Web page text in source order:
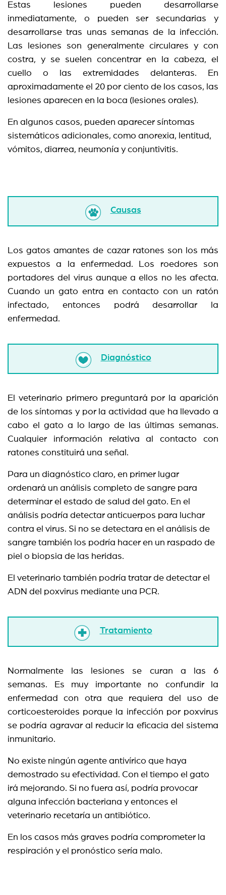
Estas lesiones pueden desarrollarse
inmediatamente, o pueden ser secundarias y
desarrollarse tras unas semanas de la infección.
Las lesiones son generalmente circulares y con
costra, y se suelen concentrar en la cabeza, el
cuello o las extremidades delanteras. En
aproximadamente el 20 por ciento de los casos, las
lesiones aparecen en la boca (lesiones orales).
En algunos casos, pueden aparecer síntomas
sistemáticos adicionales, como anorexia, lentitud,
vómitos, diarrea, neumonía y conjuntivitis.
Causas
Los gatos amantes de cazar ratones son los más
expuestos a la enfermedad. Los roedores son
portadores del virus aunque a ellos no les afecta.
Cuando un gato entra en contacto con un ratón
infectado, entonces podrá desarrollar la
enfermedad.
Diagnóstico
El veterinario primero preguntará por la aparición
de los síntomas y por la actividad que ha llevado a
cabo el gato a lo largo de las últimas semanas.
Cualquier información relativa al contacto con
ratones constituirá una señal.
Para un diagnóstico claro, en primer lugar
ordenará un análisis completo de sangre para
determinar el estado de salud del gato. En el
análisis podría detectar anticuerpos para luchar
contra el virus. Si no se detectara en el análisis de
sangre también los podría hacer en un raspado de
piel o biopsia de las heridas.
El veterinario también podría tratar de detectar el
ADN del poxvirus mediante una PCR.
Tratamiento
Normalmente las lesiones se curan a las 6
semanas. Es muy importante no confundir la
enfermedad con otra que requiera del uso de
corticoesteroides porque la infección por poxvirus
se podría agravar al reducir la eficacia del sistema
inmunitario.
No existe ningún agente antivírico que haya
demostrado su efectividad. Con el tiempo el gato
irá mejorando. Si no fuera así, podría provocar
alguna infección bacteriana y entonces el
veterinario recetaría un antibiótico.
En los casos más graves podría comprometer la
respiración y el pronóstico sería malo.